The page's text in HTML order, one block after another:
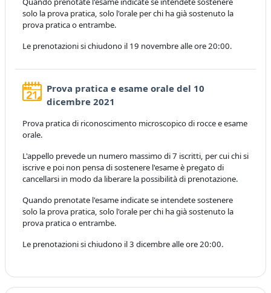
solo la prova pratica, solo l'orale per chi ha già sostenuto la
prova pratica o entrambe.
Le prenotazioni si chiudono il 19 novembre alle ore 20:00.
Prova pratica e esame orale del 10
dicembre 2021
Prova pratica di riconoscimento microscopico di rocce e esame
orale.
L'appello prevede un numero massimo di 7 iscritti, per cui chi si
iscrive e poi non pensa di sostenere l'esame è pregato di
cancellarsi in modo da liberare la possibilità di prenotazione.
Quando prenotate l'esame indicate se intendete sostenere
solo la prova pratica, solo l'orale per chi ha già sostenuto la
prova pratica o entrambe.
Le prenotazioni si chiudono il 3 dicembre alle ore 20:00.